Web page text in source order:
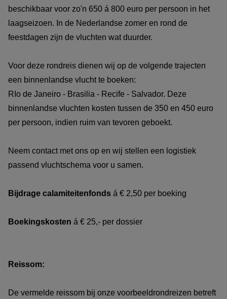
beschikbaar voor zo'n 650 á 800 euro per persoon in het
laagseizoen. In de Nederlandse zomer en rond de
feestdagen zijn de vluchten wat duurder.
Voor deze rondreis dienen wij op de volgende trajecten
een binnenlandse vlucht te boeken:
RIo de Janeiro - Brasilia - Recife - Salvador. Deze
binnenlandse vluchten kosten tussen de 350 en 450 euro
per persoon, indien ruim van tevoren geboekt.
Neem contact met ons op en wij stellen een logistiek
passend vluchtschema voor u samen.
Bijdrage calamiteitenfonds á € 2,50 per boeking
Boekingskosten á € 25,- per dossier
Reissom:
De vermelde reissom bij onze voorbeeldrondreizen betreft